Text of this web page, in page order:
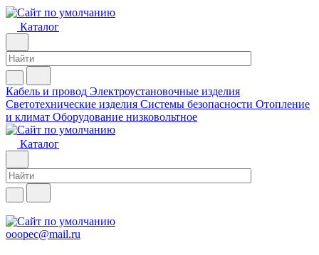
Каталог
Кабель и провод Электроустановочные изделия
Светотехнические изделия Системы безопасности Отопление
и климат Оборудование низковольтное
Каталог
ooopec@mail.ru